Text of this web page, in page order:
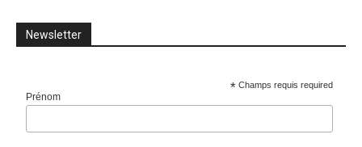
Newsletter
* Champs requis required
Prénom